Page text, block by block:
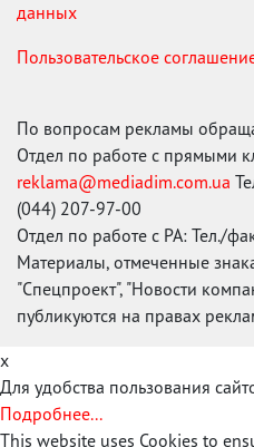
данных
Пользовательское
По вопросам рекламы
Отдел по работе с прямыми
reklama@mediadim.com.ua
(044) 207-97-00
Отдел по работе с РА: Тел./
Материалы, отмеченные
"Спецпроект", "Новости
публикуются на правах
x
Для удобства пользования
Подробнее...
This website uses Cookies to